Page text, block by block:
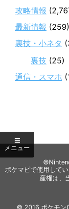
攻略情報
最新情報 (259)
裏技・小ネタ
裏技 (25)
通信・スマホ
ポケマピで使用して
産権は、
© 2016 ポケモン